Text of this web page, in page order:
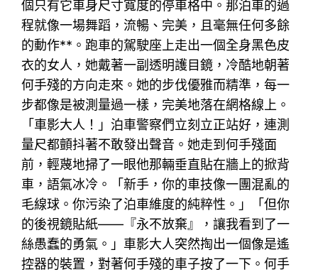
個只有它車身尺寸寬度的停車格中。那泊車的過
程就像一場舞蹈，流暢、完美，且毫無任何多餘
的動作**。跑車的駕駛座上走出一個全身黑色皮
衣的女人，她戴著一副透明護目鏡，冷酷地朝著
何手殘的方向走來。她的步伐優雅而精準，每一
步都像是被測量過一樣，完美地落在網格線上。
「車影大人！」泊車警察們立刻立正站好，連測
量尺都顫抖著不敢發出聲音。她走到何手殘面
前，輕蔑地掃了一眼他那輛垂直貼在牆上的掀背
車，語氣冰冷。「新手，你的車技像一團混亂的
毛線球。你污染了泊車維度的純粹性。」「但你
的後視鏡貼紙——『永不放棄』，讓我看到了一
絲愚蠢的勇氣。」車影大人突然掏出一個像是遙
控器的裝置，對著何手殘的車子按了一下。何手